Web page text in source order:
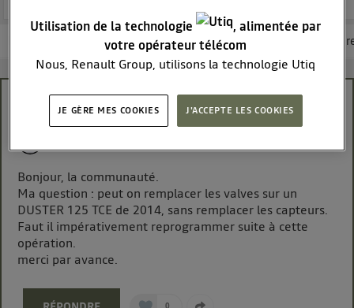
Les questions de la communauté Les articles Consultez la
Micro fuite valve pneu.
Le21 mars 2020à12:51
Bonjour, la communauté.
Ma question : peut on remplacer les valves sur un
DUSTER 125 TCE de 2014, sans remplacer les capteurs.
Faut il impérativement reprogrammer suite à cette
opération.
merci par avance.
0
Utilisation de la technologie
, alimentée par
votre opérateur télécom
Nous, Renault Group, utilisons la technologie Utiq
cette notice de consentement) et liées à votre
chaque site).
La technologie Utiq a été conçue pour la protection
de vos données personnelles en vous offrant choix et
contrôle.
Elle utilise un identifiant créé par votre opérateur
télécom basé sur votre adresse IP et une référence
de votre contrat internet (ex : votre numéro de
JE GÈRE MES COOKIES J'ACCEPTE LES COOKIES